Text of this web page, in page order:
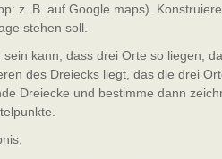
z. B. auf Google maps).
stehen soll.
kann, dass drei Orte so liegen,
des Dreiecks liegt, das die drei
Dreiecke und bestimme dann